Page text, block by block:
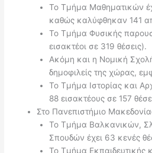
Το Τμήμα Μαθηματικών
καθώς καλύφθηκαν 141
Το Τμήμα Φυσικής
εισακτέοι σε 319 θέσεις).
Ακόμη και η Νομική
δημοφιλείς της χώρας,
Το Τμήμα Ιστορίας και
88 εισακτέους σε 157
Στο Πανεπιστήμιο
Το Τμήμα Βαλκανικών,
Σπουδών έχει 63 κενές
Το Τμήμα Εκπαιδευτικής